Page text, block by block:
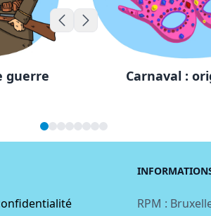
guerre
Carnaval :
Skip to previous slide page
Skip to next slide page
RPM :